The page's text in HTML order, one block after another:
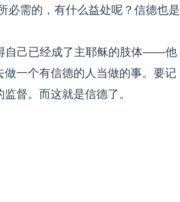
必需的，有什么益处呢？信德也是
自己已经成了主耶稣的肢体——他
一个有信德的人当做的事。要记
督。而这就是信德了。